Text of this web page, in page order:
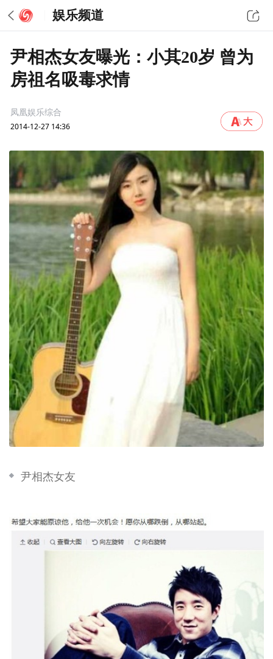
娱乐频道
尹相杰女友曝光：小其20岁 曾为
房祖名吸毒求情
凤凰娱乐综合
2014-12-27 14:36
尹相杰女友